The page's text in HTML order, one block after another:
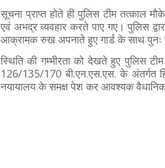
सूचना प्राप्त होते ही पुलिस टीम तत्काल
एवं अभद्र व्यवहार करते पाए गए। पुलिस
आक्रामक रुख अपनाते हुए गार्ड के साथ पुनः
स्थिति की गम्भीरता को देखते हुए पुलिस टीम
126/135/170 बी.एन.एस.एस. के अंतर्गत
नयायालय के समक्ष पेश कर आवश्यक वैधानिक